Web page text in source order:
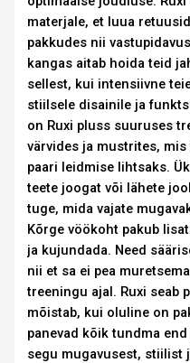
materjale, et luua
pakkudes nii
kangas aitab hoida teid
sellest, kui intensiivne
stiilsele disainile ja
on Ruxi pluss suuruses
värvides ja mustrites,
paari leidmise lihtsaks.
teete joogat või lähete
tuge, mida vajate
Kõrge vöökoht pakub
ja kujundada. Need
nii et sa ei pea
treeningu ajal. Ruxi seab
mõistab, kui oluline on
panevad kõik tundma
segu mugavusest, stiilist